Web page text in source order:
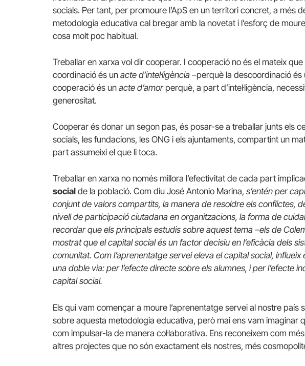
socials. Per tant, per promoure l’ApS en un territori concret, a més
metodologia educativa cal bregar amb la novetat i l’esforç de
cosa molt poc habitual.
Treballar en xarxa vol dir cooperar. I cooperació no és el mateix
coordinació és un acte d’intel·ligència –perquè la descoordinació
cooperació és un acte d’amorperquè, a part d’intel·ligència,
generositat.
Cooperar és donar un segon pas, és posar-se a treballar junts els
socials, les fundacions, les ONG i els ajuntaments, compartint un
part assumeixi el que li toca.
Treballar en xarxa no només millora l’efectivitat de cada part
social de la població. Com diu José Antonio Marina, s’entén per
conjunt de valors compartits, la manera de resoldre els conflictes,
nivell de participació ciutadana en organitzacions, la forma de
recordar que els principals estudis sobre aquest tema –els de
mostrat que el capital social és un factor decisiu en l’eficàcia dels
comunitat. Com l’aprenentatge servei eleva el capital social, influeix
una doble via: per l’efecte directe sobre els alumnes, i per l’efecte
capital social.
Els qui vam començar a moure l’aprenentatge servei al nostre país
sobre aquesta metodologia educativa, però mai ens vam imaginar
com impulsar-la de manera col·laborativa. Ens reconeixem com
altres projectes que no són exactament els nostres, més